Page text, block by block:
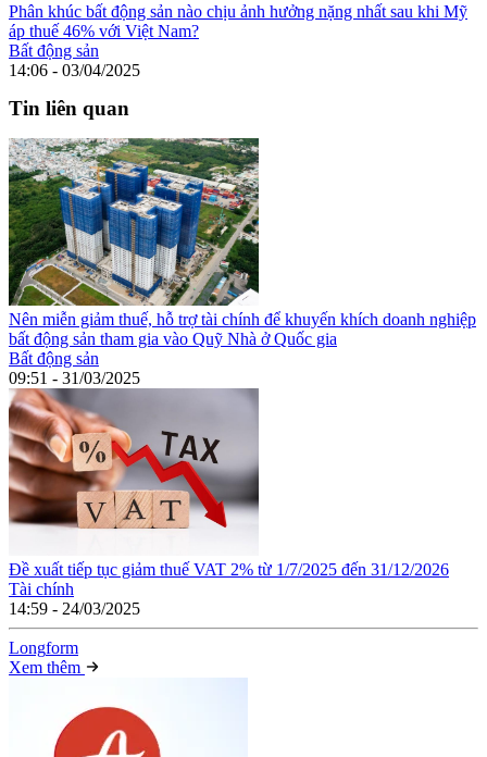
Phân khúc bất động sản nào chịu ảnh hưởng nặng nhất sau khi Mỹ
áp thuế 46% với Việt Nam?
Bất động sản
14:06 - 03/04/2025
Tin liên quan
Nên miễn giảm thuế, hỗ trợ tài chính để khuyến khích doanh nghiệp
bất động sản tham gia vào Quỹ Nhà ở Quốc gia
Bất động sản
09:51 - 31/03/2025
Đề xuất tiếp tục giảm thuế VAT 2% từ 1/7/2025 đến 31/12/2026
Tài chính
14:59 - 24/03/2025
Longform
Xem thêm